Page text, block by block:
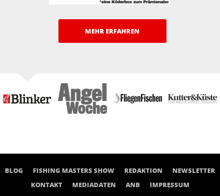
MEHR ERFAHREN
BLOG FISHING MASTERS SHOW REDAKTION
NEWSLETTER
KONTAKT
MEDIADATEN ANB
IMPRESSUM